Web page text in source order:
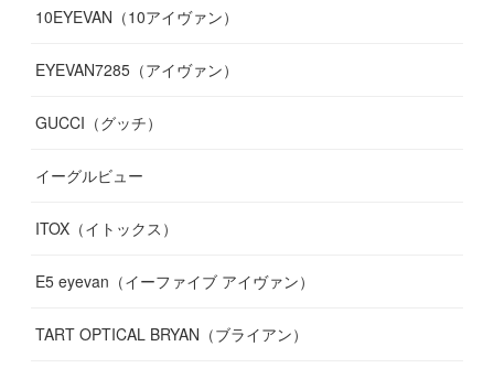
(10)
(11)
(10)
(10)
(11)
12)
(11)
(13)
7)
(12)
(8)
(12)
11)
(13)
(13)
(10 )
(10)
13)
(16)
(14)
(17)
10EYEVAN（10アイヴァン）
EYEVAN7285（アイヴァン）
GUCCI（グッチ）
イーグルビュー
ITOX（イトックス）
E5 eyevan（イーファイブ アイヴァン）
TART OPTICAL BRYAN（ブライアン）